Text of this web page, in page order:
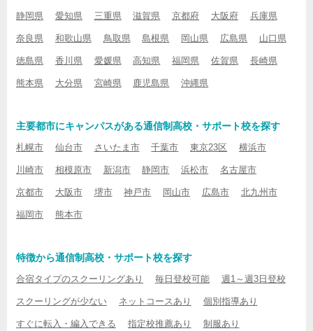
静岡県 愛知県 三重県 滋賀県 京都府 大阪府 兵庫県
奈良県 和歌山県 鳥取県 島根県 岡山県 広島県 山口県
徳島県 香川県 愛媛県 高知県 福岡県 佐賀県 長崎県
熊本県 大分県 宮崎県 鹿児島県 沖縄県
主要都市にキャンパスがある通信制高校・サポート校を探す
札幌市 仙台市 さいたま市 千葉市 東京23区 横浜市
川崎市 相模原市 新潟市 静岡市 浜松市 名古屋市
京都市 大阪市 堺市 神戸市 岡山市 広島市 北九州市
福岡市 熊本市
特徴から通信制高校・サポート校を探す
合宿タイプのスクーリングあり 毎日登校可能 週1～週3日登校
スクーリングが少ない ネットコースあり 個別指導あり
すぐに転入・編入できる 指定校推薦あり 制服あり